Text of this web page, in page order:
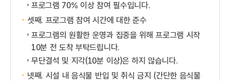
프로그램 70% 이상 참여 필수입니다.
셋째. 프로그램 참여 시간에 대한 준수
프로그램의 원활한 운영과 집중을 위해 프로그램 시작
10분 전 도착 부탁드립니다.
무단결석 및 지각(10분 이상)은 하지 않습니다.
넷째. 시설 내 음식물 반입 및 취식 금지 (간단한 음식물